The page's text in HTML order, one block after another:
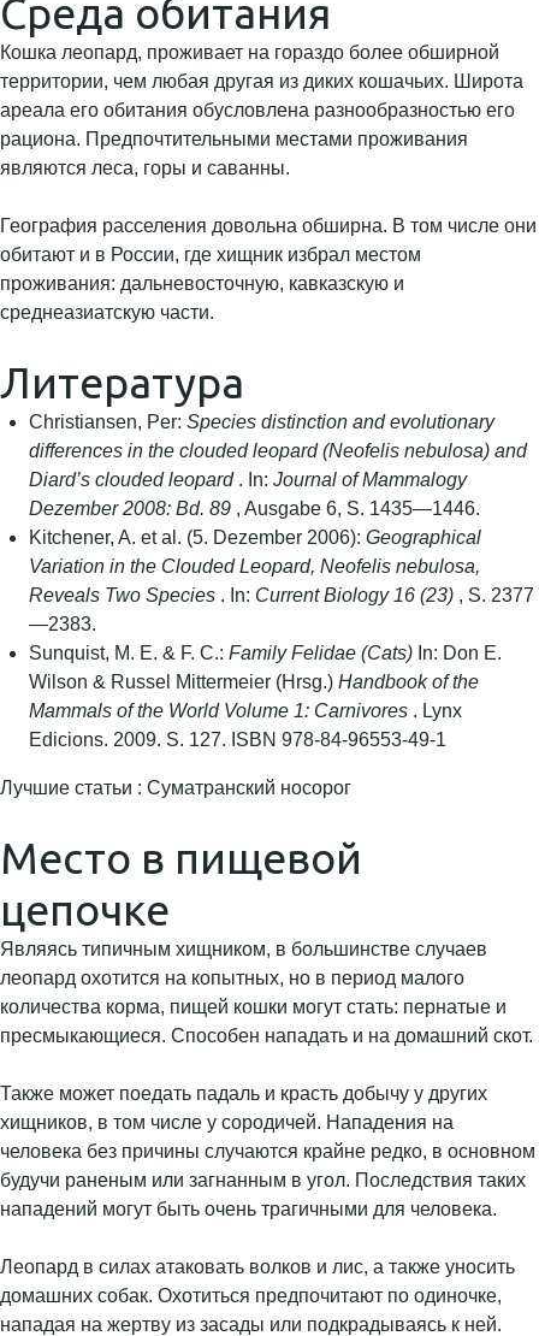
Среда обитания
Кошка леопард, проживает на гораздо более обширной
территории, чем любая другая из диких кошачьих. Широта
ареала его обитания обусловлена разнообразностью его
рациона. Предпочтительными местами проживания
являются леса, горы и саванны.
География расселения довольна обширна. В том числе они
обитают и в России, где хищник избрал местом
проживания: дальневосточную, кавказскую и
среднеазиатскую части.
Литература
Christiansen, Per: Species distinction and evolutionary
differences in the clouded leopard (Neofelis nebulosa) and
Diard’s clouded leopard. In: Journal of Mammalogy
Dezember 2008: Bd. 89 , Ausgabe 6, S. 1435—1446.
Kitchener, A. et al. (5. Dezember 2006): Geographical
Variation in the Clouded Leopard, Neofelis nebulosa,
Reveals Two Species . In: Current Biology 16 (23) , S. 2377
—2383.
Sunquist, M. E. & F. C.: Family Felidae (Cats) In: Don E.
Wilson & Russel Mittermeier (Hrsg.) Handbook of the
Mammals of the World Volume 1: Carnivores . Lynx
Edicions. 2009. S. 127. ISBN 978-84-96553-49-1
Лучшие статьи : Суматранский носорог
Место в пищевой
цепочке
Являясь типичным хищником, в большинстве случаев
леопард охотится на копытных, но в период малого
количества корма, пищей кошки могут стать: пернатые и
пресмыкающиеся. Способен нападать и на домашний скот.
Также может поедать падаль и красть добычу у других
хищников, в том числе у сородичей. Нападения на
человека без причины случаются крайне редко, в основном
будучи раненым или загнанным в угол. Последствия таких
нападений могут быть очень трагичными для человека.
Леопард в силах атаковать волков и лис, а также уносить
домашних собак. Охотиться предпочитают по одиночке,
нападая на жертву из засады или подкрадываясь к ней.